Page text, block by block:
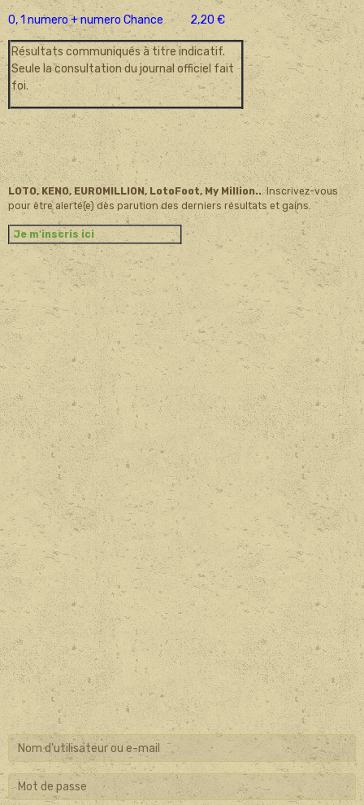
0, 1 numero + numero Chance 2,20 €
Résultats communiqués à titre indicatif.
Seule la consultation du journal officiel fait
foi.
LOTO, KENO, EUROMILLION, LotoFoot, My Million... Inscrivez-vous
pour être alerté(e) dès parution des derniers résultats et gains.
Je m'inscris ici